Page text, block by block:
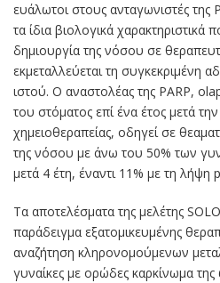
ευάλωτοι στους ανταγωνιστές της
τα ίδια βιολογικά
δημιουργία της νόσου σε
εκμεταλλεύεται τη συγκεκριμένη
ιστού. Ο αναστολέας της PARP,
του στόματος επί ένα έτος μετά
χημειοθεραπείας, οδηγεί σε
της νόσου με άνω του 50% των
μετά 4 έτη, έναντι 11% με τη λήψη
Τα αποτελέσματα της μελέτης
παράδειγμα εξατομικευμένης
αναζήτηση κληρονομούμενων
γυναίκες με ορώδες καρκίνωμα